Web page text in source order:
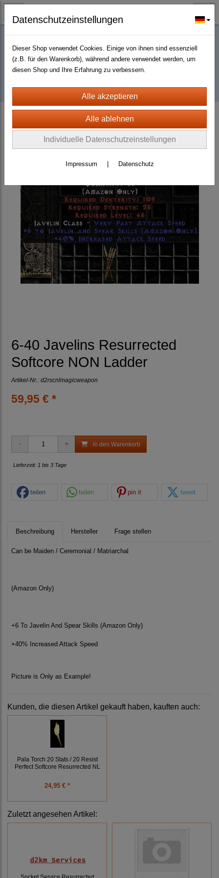
Buy D2R items | Diablo 2 Resurrected |
D2km
D2 Resurrected + ROTW Softcore Non Ladder (PC - PS4/5)
6-40 Javelins Resurrected
Softcore NON Ladder
Artikel-Nr.: d2rscnlmagicweapon
59,95 € *
in den Warenkorb
Lieferzeit: 1 bis 3 Tage
teilen teilen pin it tweet
Beschreibung Hersteller Frage stellen
Can be Maiden / Ceremonial / Matriarchal
(Amazon Only)
+6 To Javelin And Spear Skills (Amazon Only)
+40% Increased Attack Speed
Picture is Only as Example!
Kunden, die diesen Artikel gekauft haben, kauften auch:
Pala Torch 20 Stats / 20 Resist
Perfect Softcore Resurrected NL
24,95 € *
Zuletzt angesehen Artikel:
Socket Service Resurrected
Datenschutzeinstellungen
Dieser Shop verwendet Cookies. Einige von ihnen sind essenziell
(z.B. für den Warenkorb), während andere verwendet werden, um
diesen Shop und Ihre Erfahrung zu verbessern.
Individuelle Datenschutzeinstellungen
Impressum Datenschutz